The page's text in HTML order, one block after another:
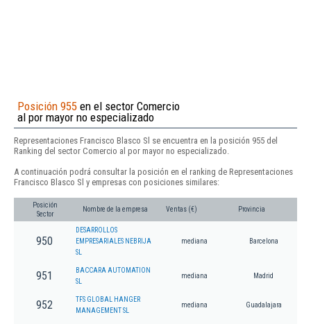
Posición 955 en el sector Comercio
al por mayor no especializado
Representaciones Francisco Blasco Sl se encuentra en la posición 955 del
Ranking del sector Comercio al por mayor no especializado.
A continuación podrá consultar la posición en el ranking de Representaciones
Francisco Blasco Sl y empresas con posiciones similares:
Posición
Sector
Nombre de la empresa Ventas (€) Provincia
950
DESARROLLOS
EMPRESARIALES NEBRIJA
SL
mediana Barcelona
951
BACCARA AUTOMATION
SL
mediana Madrid
952
TFS GLOBAL HANGER
MANAGEMENT SL
mediana Guadalajara